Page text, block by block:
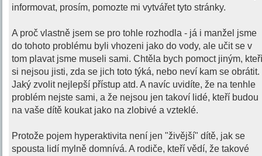
informovat, prosím, pomozte mi vytvářet tyto stránky.
A proč vlastně jsem se pro tohle rozhodla - já i manžel jsme
do tohoto problému byli vhozeni jako do vody, ale učit se v
tom plavat jsme museli sami. Chtěla bych pomoct jiným,
si nejsou jisti, zda se jich toto týká, nebo neví kam se obrátit.
Jaký zvolit nejlepší přístup atd. A navíc uvidíte, že na tenhle
problém nejste sami, a že nejsou jen takoví lidé, kteří budou
na vaše dítě koukat jako na zlobivé a vzteklé.
Protože pojem hyperaktivita není jen "živější" dítě, jak se
spousta lidí mylně domnívá. A rodiče, kteří vědí, že takové